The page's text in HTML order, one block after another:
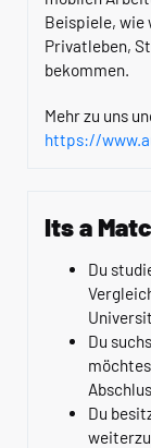
Beispiele, wie
Privatleben,
bekommen.
Mehr zu uns
https://
Its a
Du
Du
Du